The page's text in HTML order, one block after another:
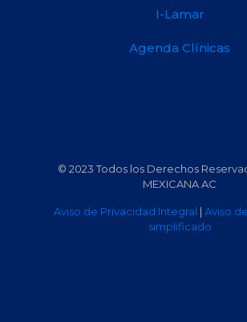
I-Lamar
Agenda Clínicas
© 2023 Todos los Derechos
MEXICANA AC
Aviso de Privacidad Integral | Aviso
simplificado